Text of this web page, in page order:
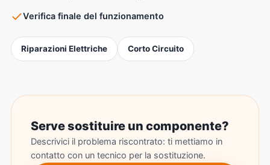
Verifica finale del funzionamento
Riparazioni Elettriche Corto Circuito
Serve sostituire un componente?
Descrivici il problema riscontrato: ti mettiamo in
contatto con un tecnico per la sostituzione.